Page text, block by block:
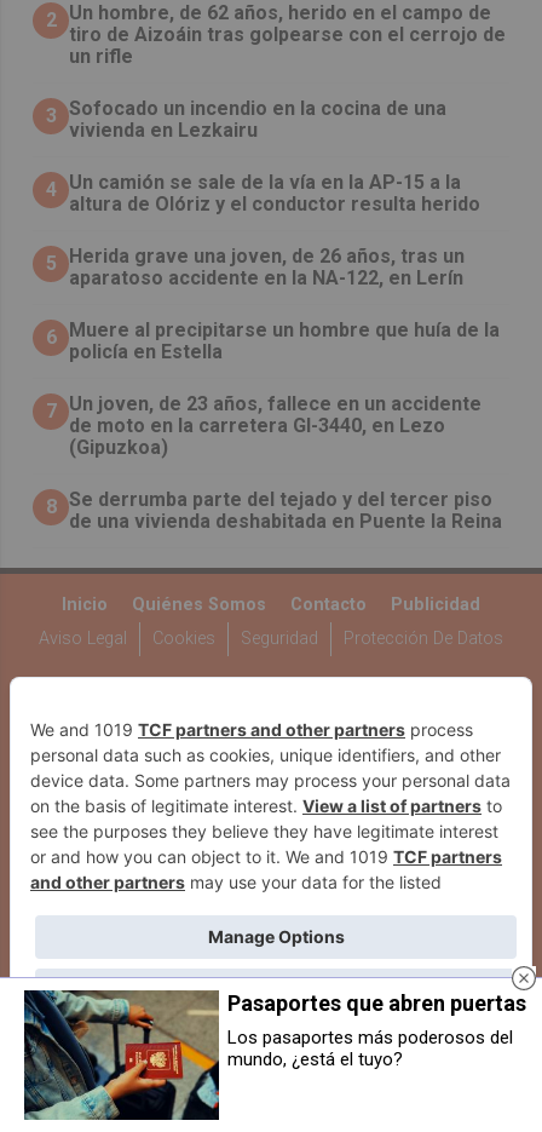
2 Un hombre, de 62 años, herido en el campo de
tiro de Aizoáin tras golpearse con el cerrojo de
un rifle
3 Sofocado un incendio en la cocina de una
vivienda en Lezkairu
4 Un camión se sale de la vía en la AP-15 a la
altura de Olóriz y el conductor resulta herido
5
Herida grave una joven, de 26 años, tras un
aparatoso accidente en la NA-122, en Lerín
6
Muere al precipitarse un hombre que huía de la
policía en Estella
7 Un joven, de 23 años, fallece en un accidente
de moto en la carretera GI-3440, en Lezo
(Gipuzkoa)
8 Se derrumba parte del tejado y del tercer piso
de una vivienda deshabitada en Puente la Reina
Inicio Quiénes Somos Contacto
Publicidad
Aviso Legal
Cookies Seguridad Protección De Datos
WEBS DEL GRUPO COMUNIKAZE
El Pleno de Berriozar delega en el
equipo de Gobierno la
adjudicación de la reurbanización
de la Avenida Gipuzkoa
Polémica en el pleno de Berriozar
Pasaportes que abren puertas
Los pasaportes más poderosos del
mundo, ¿está el tuyo?